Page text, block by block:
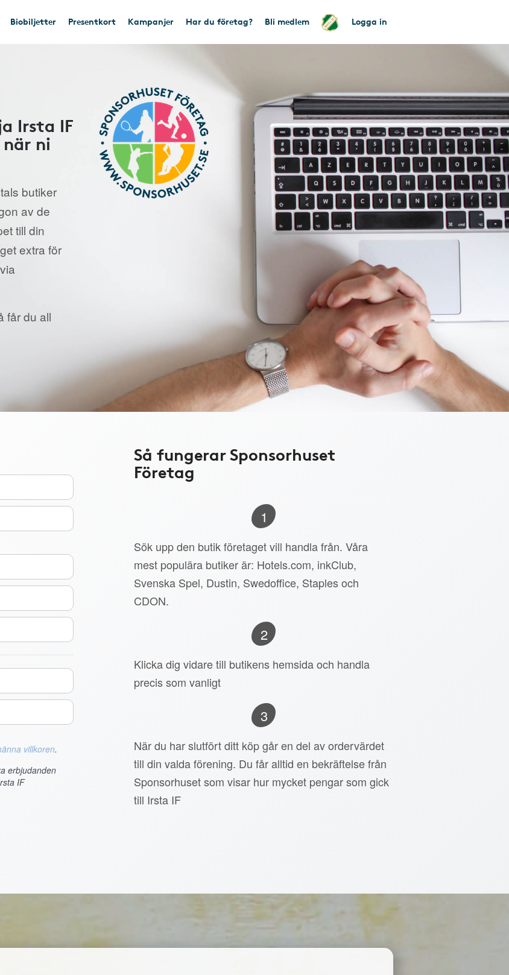
Biobiljetter Presentkort Kampanjer Har du företag? Bli medlem Logga in
Irsta IF
ni
butiker
av de
till din
extra för
får du all
villkoren.
erbjudanden
IF
Så fungerar Sponsorhuset
Företag
1
Sök upp den butik företaget vill handla från. Våra
mest populära butiker är: Hotels.com, inkClub,
Svenska Spel, Dustin, Swedoffice, Staples och
CDON.
2
Klicka dig vidare till butikens hemsida och handla
precis som vanligt
3
När du har slutfört ditt köp går en del av ordervärdet
till din valda förening. Du får alltid en bekräftelse från
Sponsorhuset som visar hur mycket pengar som gick
till Irsta IF